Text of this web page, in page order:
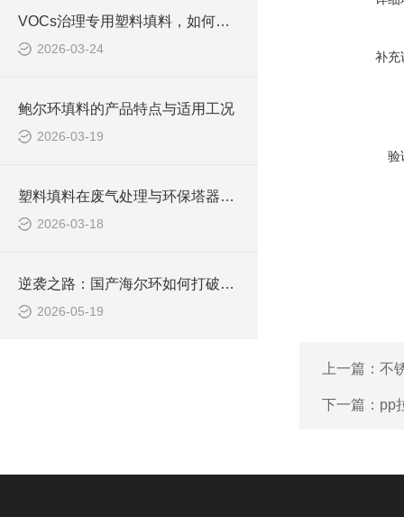
VOCs治理专用塑料填料，如何兼顾耐腐与抗堵双重需求
2026-03-24
鲍尔环填料的产品特点与适用工况
2026-03-19
塑料填料在废气处理与环保塔器中的应用
2026-03-18
逆袭之路：国产海尔环如何打破海外技术垄断
2026-05-19
补充
验
上一篇： 不
下一篇： pp